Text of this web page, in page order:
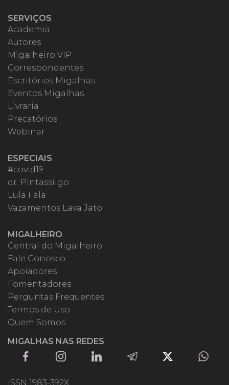
SERVIÇOS
Academia
Autores
Migalheiro VIP
Correspondentes
Escritórios Migalhas
Eventos Migalhas
Livraria
Precatórios
Webinar
ESPECIAIS
#covid19
dr. Pintassilgo
Lula Fala
Vazamentos Lava Jato
MIGALHEIRO
Central do Migalheiro
Fale Conosco
Apoiadores
Fomentadores
Perguntas Frequentes
Termos de Uso
Quem Somos
MIGALHAS NAS REDES
ISSN 1983-392X